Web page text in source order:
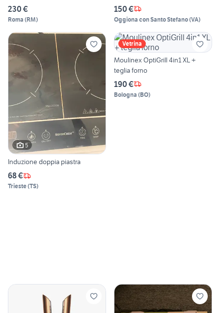
230 €
Roma (RM)
150 €
Oggiona con Santo Stefano(VA)
5
Induzione doppia piastra
68 €
Trieste(TS)
Vetrina
Moulinex OptiGrill 4in1 XL +
teglia forno
190 €
Bologna (BO)